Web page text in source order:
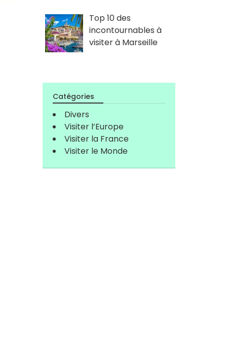
Top 10 des
incontournables à
visiter à Marseille
Catégories
Divers
Visiter l’Europe
Visiter la France
Visiter le Monde